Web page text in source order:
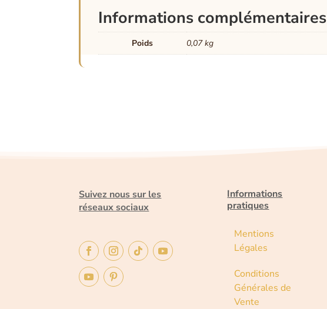
Informations complémentaires
Poids 0,07 kg
Suivez nous sur les
réseaux sociaux
Informations
pratiques
Mentions
Légales
Conditions
Générales de
Vente